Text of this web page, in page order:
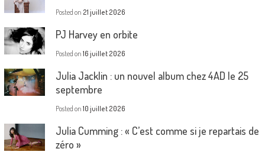
Posted on 21 juillet 2026
PJ Harvey en orbite
Posted on 16 juillet 2026
Julia Jacklin : un nouvel album chez 4AD le 25
septembre
Posted on 10 juillet 2026
Julia Cumming : « C’est comme si je repartais de
zéro »